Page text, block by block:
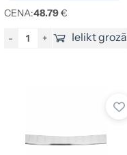
CENA:48.79€
- + Ielikt grozā